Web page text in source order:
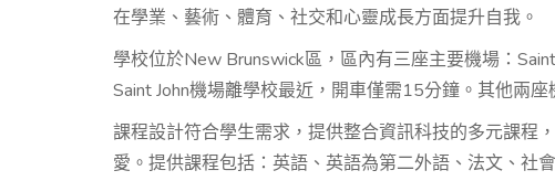
在學業、藝術、體育、社交和心靈成長方面提升自我。
學校位於New Brunswick區，區內有三座主要機場：
Saint John機場離學校最近，開車僅需15分鐘。其他兩
課程設計符合學生需求，提供整合資訊科技的多元課程
愛。提供課程包括：英語、英語為第二外語、法文、社